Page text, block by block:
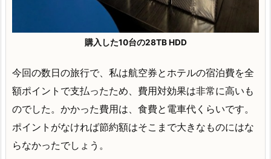
購入した10台の28TB HDD
今回の数日の旅行で、私は航空券とホテルの宿泊費を全
額ポイントで支払ったため、費用対効果は非常に高いも
のでした。かかった費用は、食費と電車代くらいです。
ポイントがなければ節約額はそこまで大きなものにはな
らなかったでしょう。